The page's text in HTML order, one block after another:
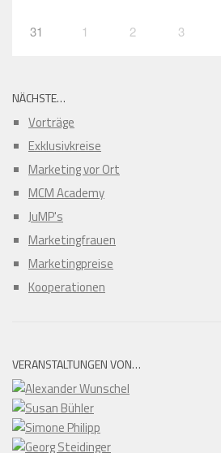
31 1 2 3
NÄCHSTE…
Vorträge
Exklusivkreise
Marketing vor Ort
MCM Academy
JuMP's
Marketingfrauen
Marketingpreise
Kooperationen
VERANSTALTUNGEN VON…